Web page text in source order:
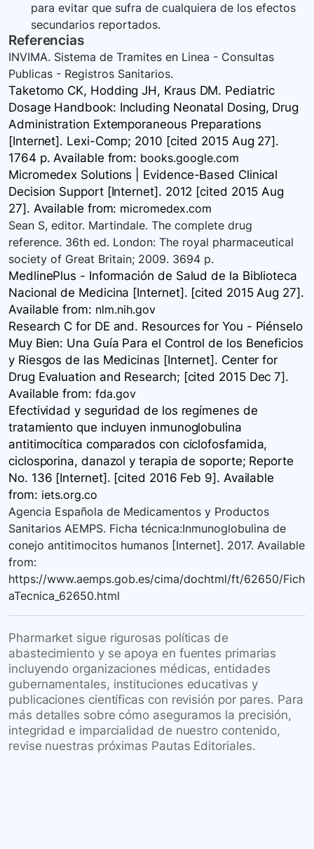
para evitar que sufra de cualquiera de los efectos
secundarios reportados.
Referencias
INVIMA. Sistema de Tramites en Linea - Consultas
Publicas - Registros Sanitarios.
Taketomo CK, Hodding JH, Kraus DM. Pediatric
Dosage Handbook: Including Neonatal Dosing, Drug
Administration Extemporaneous Preparations
[Internet]. Lexi-Comp; 2010 [cited 2015 Aug 27].
1764 p. Available from: books.google.com
Micromedex Solutions | Evidence-Based Clinical
Decision Support [Internet]. 2012 [cited 2015 Aug
27]. Available from: micromedex.com
Sean S, editor. Martindale. The complete drug
reference. 36th ed. London: The royal pharmaceutical
society of Great Britain; 2009. 3694 p.
MedlinePlus - Información de Salud de la Biblioteca
Nacional de Medicina [Internet]. [cited 2015 Aug 27].
Available from: nlm.nih.gov
Research C for DE and. Resources for You - Piénselo
Muy Bien: Una Guía Para el Control de los Beneficios
y Riesgos de las Medicinas [Internet]. Center for
Drug Evaluation and Research; [cited 2015 Dec 7].
Available from: fda.gov
Efectividad y seguridad de los regímenes de
tratamiento que incluyen inmunoglobulina
antitimocítica comparados con ciclofosfamida,
ciclosporina, danazol y terapia de soporte; Reporte
No. 136 [Internet]. [cited 2016 Feb 9]. Available
from: iets.org.co
Agencia Española de Medicamentos y Productos
Sanitarios AEMPS. Ficha técnica:Inmunoglobulina de
conejo antitimocitos humanos [Internet]. 2017. Available
from:
https://www.aemps.gob.es/cima/dochtml/ft/62650/Fich
aTecnica_62650.html
Pharmarket sigue rigurosas políticas de
abastecimiento y se apoya en fuentes primarias
incluyendo organizaciones médicas, entidades
gubernamentales, instituciones educativas y
publicaciones científicas con revisión por pares. Para
más detalles sobre cómo aseguramos la precisión,
integridad e imparcialidad de nuestro contenido,
revise nuestras próximas Pautas Editoriales.